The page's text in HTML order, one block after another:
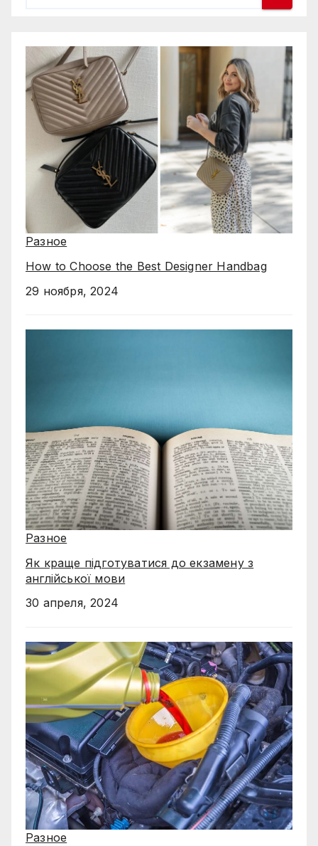
Разное
How to Choose the Best Designer Handbag
29 ноября, 2024
Разное
Як краще підготуватися до екзамену з
англійської мови
30 апреля, 2024
Разное